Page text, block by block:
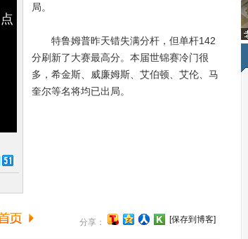
局。
特鲁姆普昨天错失满分杆，但单杆142
分刷新了大赛最高分。本届世锦赛冷门很
多，希金斯、威廉姆斯、艾伯顿、艾伦、马
奎尔等名将均已出局。
分享： [保存到博客]